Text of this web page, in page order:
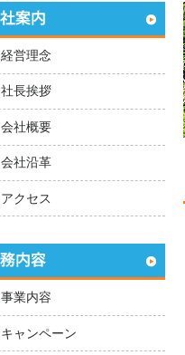
経営理念
社長挨拶
会社概要
会社沿革
アクセス
事業内容
キャンペーン